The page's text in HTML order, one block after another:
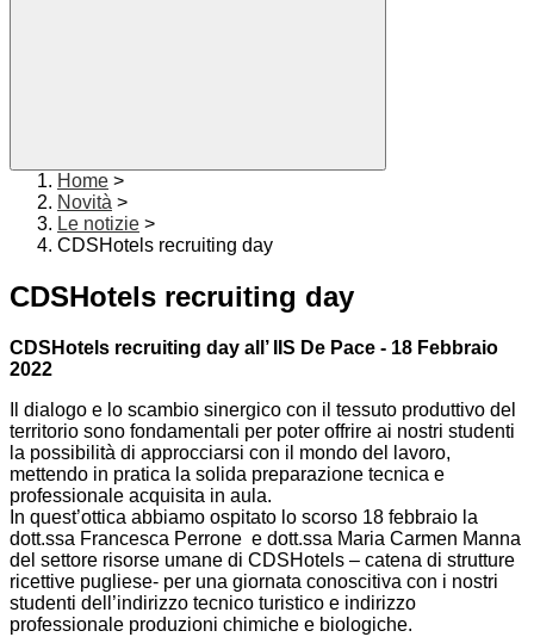
Home >
Novità >
Le notizie >
CDSHotels recruiting day
CDSHotels recruiting day
CDSHotels recruiting day all’ IIS De Pace - 18 Febbraio
2022
Il dialogo e lo scambio sinergico con il tessuto produttivo del
territorio sono fondamentali per poter offrire ai nostri studenti
la possibilità di approcciarsi con il mondo del lavoro,
mettendo in pratica la solida preparazione tecnica e
professionale acquisita in aula.
In quest’ottica abbiamo ospitato lo scorso 18 febbraio la
dott.ssa Francesca Perrone e dott.ssa Maria Carmen Manna
del settore risorse umane di CDSHotels – catena di strutture
ricettive pugliese- per una giornata conoscitiva con i nostri
studenti dell’indirizzo tecnico turistico e indirizzo
professionale produzioni chimiche e biologiche.